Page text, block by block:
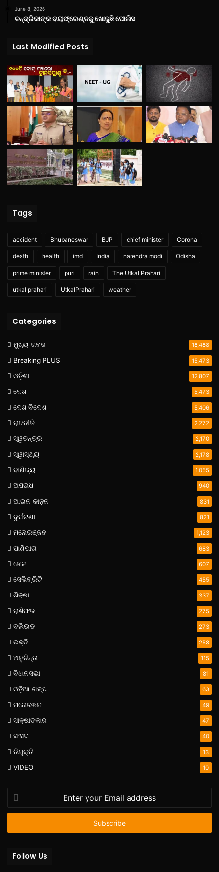
June 8, 2026
ଚନ୍ଦ୍ରିକାଙ୍କ ବୟଫ୍ରେଣ୍ଡକୁ ଖୋଜୁଛି ପୋଲିସ
Last Modified Posts
Tags
accident Bhubaneswar BJP chief minister Corona
death health imd India narendra modi Odisha
prime minister puri rain The Utkal Prahari
utkal prahari UtkalPrahari weather
Categories
ମୁଖ୍ୟ ଖବର 18,488
Breaking PLUS 15,473
ଓଡ଼ିଶା 12,807
ଦେଶ 5,473
ଦେଶ ବିଦେଶ 5,406
ରାଜନୀତି 2,272
ସ୍ୱତନ୍ତ୍ର 2,170
ସ୍ୱାସ୍ଥ୍ୟ 2,178
ବାଣିଜ୍ୟ 1,055
ଅପରାଧ 940
ଆଇନ କାନୁନ 831
ଦୁର୍ଘଟଣା 821
ମନୋରଞ୍ଜନ 1,123
ପାଣିପାଗ 683
ଖେଳ 607
ସେଲିବ୍ରିଟି 455
ଶିକ୍ଷା 337
ରାଶିଫଳ 275
ବଲିଉଡ 273
ଭକ୍ତି 258
ଅନୁଚିନ୍ତା 115
ବିଧାନସଭା 81
ଓଡ଼ିଆ ଗଳ୍ପ 63
ମନୋରଞନ 49
ସାକ୍ଷାତକାର 47
ସଂସଦ 40
ନିଯୁକ୍ତି 13
VIDEO 10
your
Email
Follow Us